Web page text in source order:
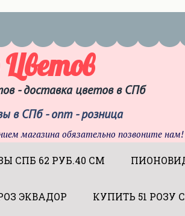
- доставка цветов в СПб
в СПб - опт - розница
магазина обязательно позвоните нам!
СПБ 62 РУБ.40 СМ
ЭКВАДОР КУПИТЬ 51 РОЗУ